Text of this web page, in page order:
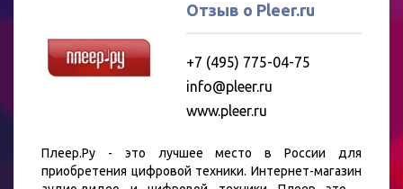
Отзыв о Pleer.ru
+7 (495) 775-04-75
info@pleer.ru
www.pleer.ru
Плеер.Ру - это лучшее место в России для
приобретения цифровой техники. Интернет-магазин